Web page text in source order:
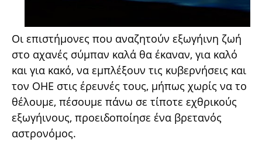
Οι επιστήμονες που αναζητούν εξωγήινη ζωή
στο αχανές σύμπαν καλά θα έκαναν, για καλό
και για κακό, να εμπλέξουν τις κυβερνήσεις και
τον ΟΗΕ στις έρευνές τους, μήπως χωρίς να το
θέλουμε, πέσουμε πάνω σε τίποτε εχθρικούς
εξωγήινους, προειδοποίησε ένα βρετανός
αστρονόμος.